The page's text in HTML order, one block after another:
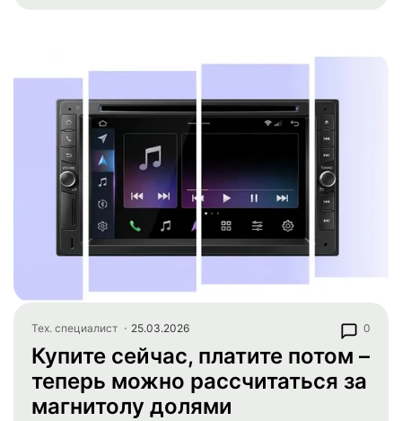
Тех. специалист 25.03.2026 0
Купите сейчас, платите потом –
теперь можно рассчитаться за
магнитолу долями